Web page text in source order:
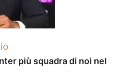
più squadra di noi nel